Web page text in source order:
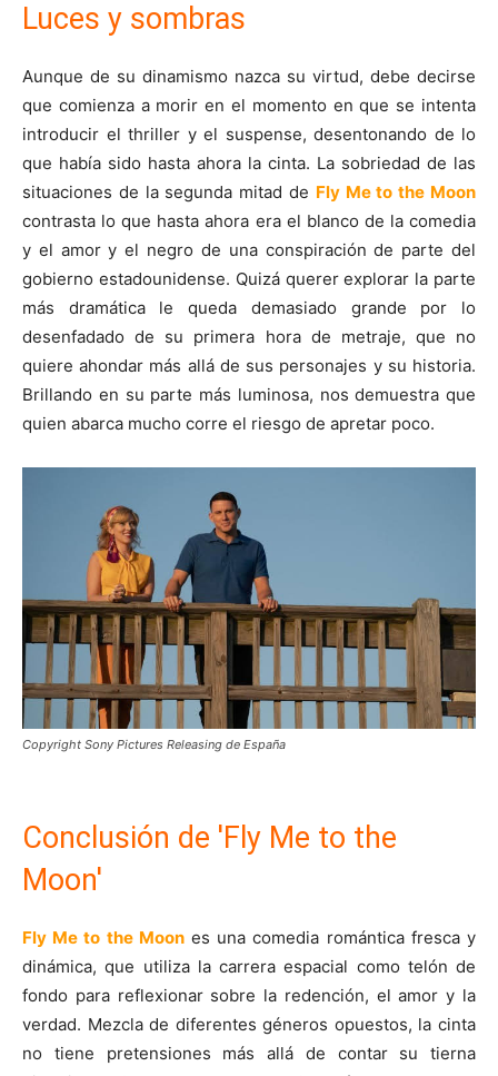
Luces y sombras
Aunque de su dinamismo nazca su virtud, debe decirse
que comienza a morir en el momento en que se intenta
introducir el thriller y el suspense, desentonando de lo
que había sido hasta ahora la cinta. La sobriedad de las
situaciones de la segunda mitad de Fly Me to the Moon
contrasta lo que hasta ahora era el blanco de la comedia
y el amor y el negro de una conspiración de parte del
gobierno estadounidense. Quizá querer explorar la parte
más dramática le queda demasiado grande por lo
desenfadado de su primera hora de metraje, que no
quiere ahondar más allá de sus personajes y su historia.
Brillando en su parte más luminosa, nos demuestra que
quien abarca mucho corre el riesgo de apretar poco.
Copyright Sony Pictures Releasing de España
Conclusión de 'Fly Me to the
Moon'
Fly Me to the Moones una comedia romántica fresca y
dinámica, que utiliza la carrera espacial como telón de
fondo para reflexionar sobre la redención, el amor y la
verdad. Mezcla de diferentes géneros opuestos, la cinta
no tiene pretensiones más allá de contar su tierna